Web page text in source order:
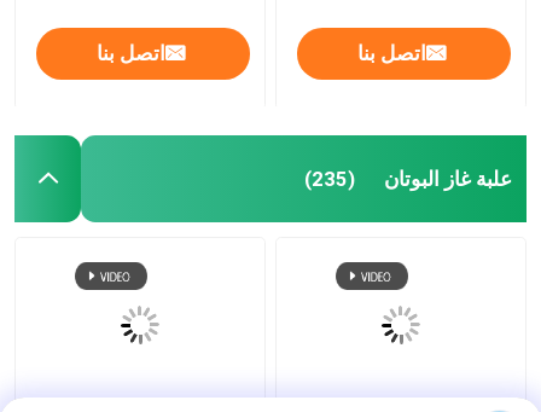
اتصل بنا اتصل بنا
علبة غاز البوتان (235)